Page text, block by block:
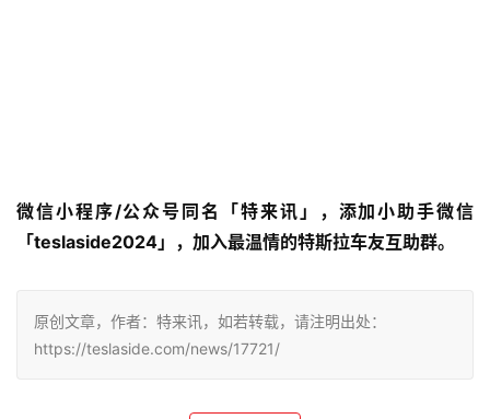
微信小程序/公众号同名「特来讯」，添加小助手微信
「teslaside2024」，加入最温情的特斯拉车友互助群。
原创文章，作者：特来讯，如若转载，请注明出处：
https://teslaside.com/news/17721/